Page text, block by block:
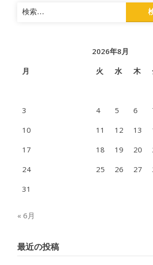
検
索:
2026年8月
月
火 水 木
3
4 5 6
10
11 12 13
17
18 19 20
24
25 26 27
31
« 6月
最近の投稿